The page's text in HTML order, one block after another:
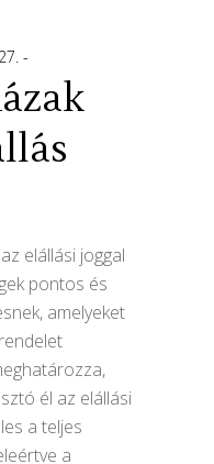
elállási joggal
pontos és
amelyeket
él az elállási
a teljes
a